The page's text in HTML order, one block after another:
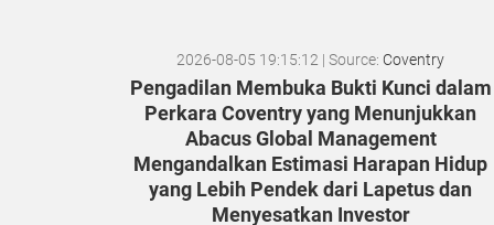
2026-08-05 19:15:12 | Source: Coventry
Pengadilan Membuka Bukti Kunci dalam
Perkara Coventry yang Menunjukkan
Abacus Global Management
Mengandalkan Estimasi Harapan Hidup
yang Lebih Pendek dari Lapetus dan
Menyesatkan Investor